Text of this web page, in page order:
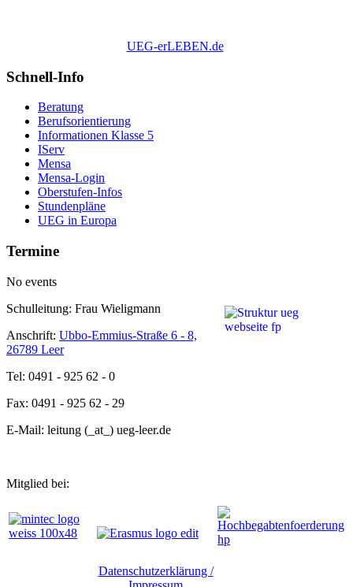
UEG-erLEBEN.de
Schnell-Info
Beratung
Berufsorientierung
Informationen Klasse 5
IServ
Mensa
Mensa-Login
Oberstufen-Infos
Stundenpläne
UEG in Europa
Termine
No events
Schulleitung: Frau Wieligmann
Anschrift: Ubbo-Emmius-Straße 6 - 8,
26789 Leer
Tel: 0491 - 925 62 - 0
Fax: 0491 - 925 62 - 29
E-Mail: leitung (_at_) ueg-leer.de
Mitglied bei:
Datenschutzerklärung /